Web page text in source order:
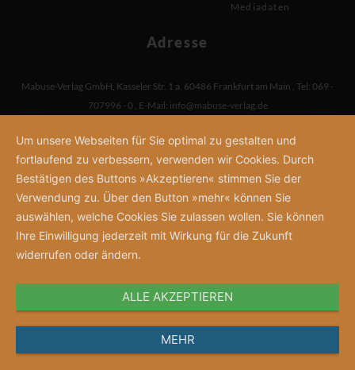
Mediadaten
Adresse
Mabuse-Verlag GmbH, Kasseler Str. 1 a, 60486 Frankfurt am Main , Tel: 069 -
707996 - 0 , E-Mail: info@mabuse-verlag.de
Um unsere Webseiten für Sie optimal zu gestalten und
fortlaufend zu verbessern, verwenden wir Cookies. Durch
Bestätigen des Buttons »Akzeptieren« stimmen Sie der
Verwendung zu. Über den Button »mehr« können Sie
auswählen, welche Cookies Sie zulassen wollen. Sie können
Ihre Einwilligung jederzeit mit Wirkung für die Zukunft
widerrufen oder ändern.
ALLE AKZEPTIEREN
MEHR